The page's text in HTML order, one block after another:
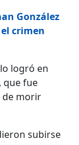
González
crimen
logró en
, que fue
de morir
subirse